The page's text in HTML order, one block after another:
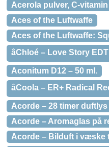
Acerola pulver, C-
Aces of the Luftwaffe
Aces of the Luftwaffe:
âChloé – Love Story
Aconitum D12 – 50 ml.
âCoola – ER+ Radical
Acorde – 28 timer
Acorde – Aromaglas på
Acorde – Bilduft i